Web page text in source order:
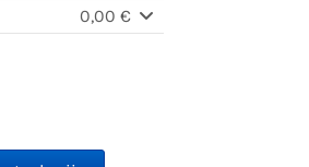
0,00 €